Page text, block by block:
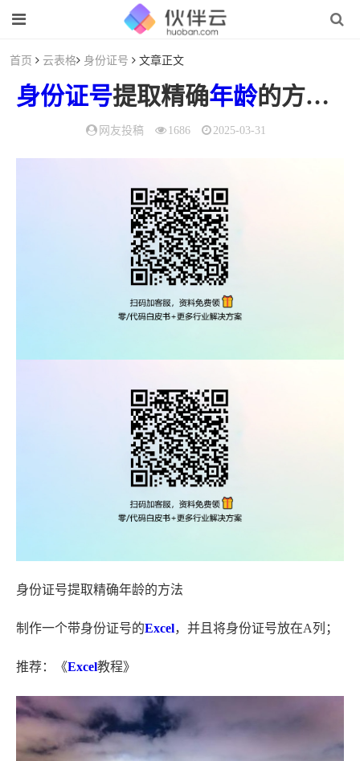
首页 云表格 身份证号 文章正文
身份证号提取精确年龄的方法（身份证提取准确
网友投稿 1686 2025-03-31
身份证号提取精确年龄的方法
制作一个带身份证号的Excel，并且将身份证号放在A列；
推荐：《Excel教程》